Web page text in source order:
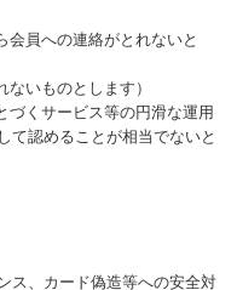
会員への連絡がとれないと
いものとします）
づくサービス等の円滑な運用
て認めることが相当でないと
ス、カード偽造等への安全対